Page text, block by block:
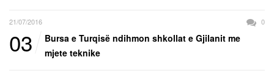
21/07/2016 0
03
Bursa e Turqisë ndihmon shkollat e Gjilanit me
mjete teknike